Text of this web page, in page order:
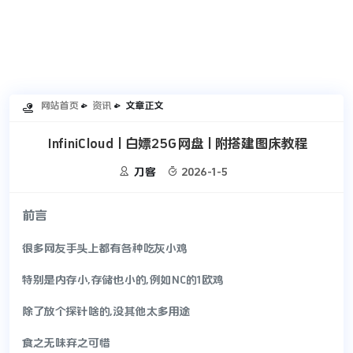
 网站首页 资讯 文章正文
InfiniCloud | 白嫖25G网盘 | 附搭建图床教程
 刀客  2026-1-5
前言
很多网友手头上都有各种吃灰小鸡
特别是内存小,存储也小的,例如NC的1欧鸡
除了放个探针啥的,没其他太多用途
食之无味弃之可惜